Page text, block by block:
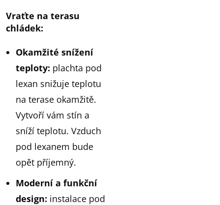
Vraťte na terasu
chládek:
Okamžité snížení
teploty: plachta pod
lexan snižuje teplotu
na terase okamžitě.
Vytvoří vám stín a
sníží teplotu. Vzduch
pod lexanem bude
opět příjemný.
Moderní a funkční
design: instalace pod